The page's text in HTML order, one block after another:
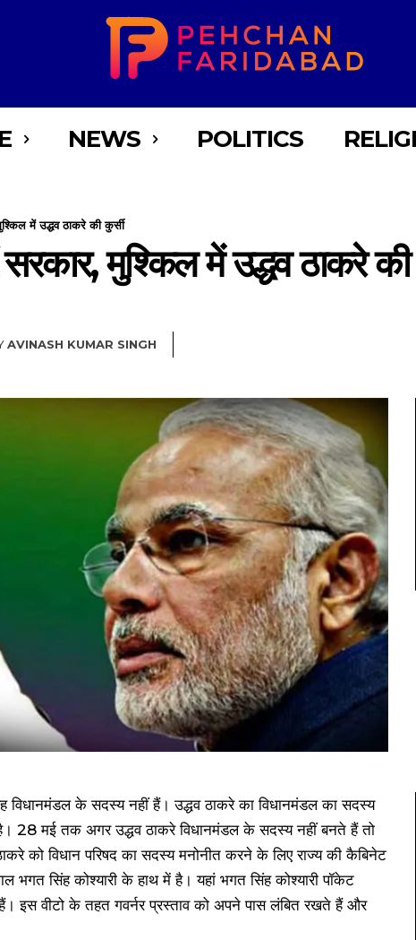
NEWS POLITICS
में उद्धव ठाकरे की कुर्सी
मुश्किल में उद्धव ठाकरे की
AVINASH KUMAR SINGH
विधानमंडल के सदस्य नहीं हैं। उद्धव ठाकरे का विधानमंडल का सदस्य
28 मई तक अगर उद्धव ठाकरे विधानमंडल के सदस्य नहीं बनते हैं तो
को विधान परिषद का सदस्य मनोनीत करने के लिए राज्य की कैबिनेट
भगत सिंह कोश्यारी के हाथ में है। यहां भगत सिंह कोश्यारी पॉकेट
इस वीटो के तहत गवर्नर प्रस्ताव को अपने पास लंबित रखते हैं और